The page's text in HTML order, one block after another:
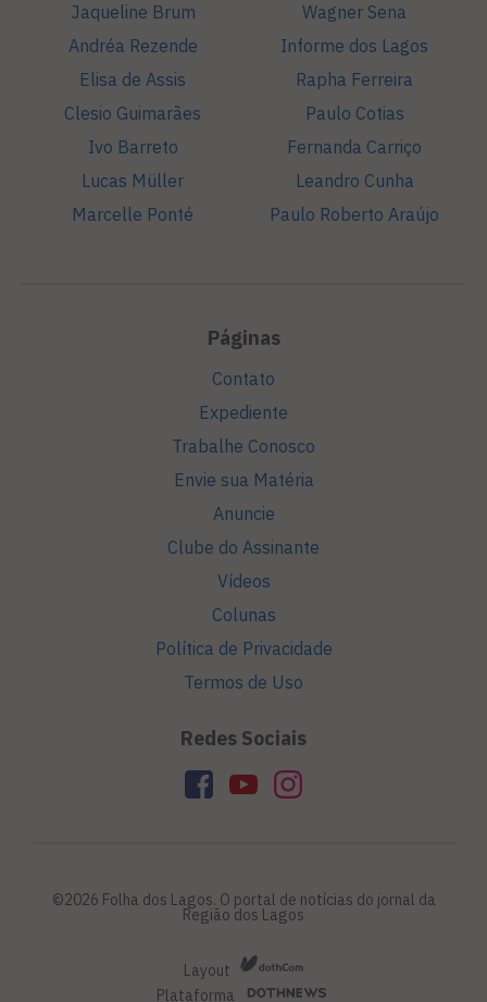
Jaqueline Brum
Andréa Rezende
Elisa de Assis
Clesio Guimarães
Ivo Barreto
Lucas Müller
Marcelle Ponté
Wagner Sena
Informe dos Lagos
Rapha Ferreira
Paulo Cotias
Fernanda Carriço
Leandro Cunha
Paulo Roberto Araújo
Páginas
Contato
Expediente
Trabalhe Conosco
Envie sua Matéria
Anuncie
Clube do Assinante
Vídeos
Colunas
Política de Privacidade
Termos de Uso
Redes Sociais
©2026 Folha dos Lagos. O portal de notícias do jornal da
Região dos Lagos
Layout
Plataforma